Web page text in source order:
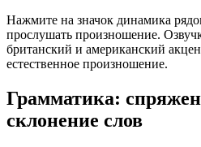
Нажмите на значок динамика
прослушать произношение.
британский и американский
естественное произношение.
Грамматика:
склонение слов